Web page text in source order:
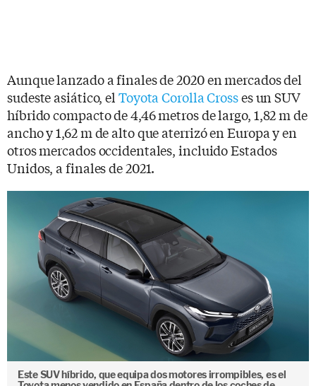
Aunque lanzado a finales de 2020 en mercados del
sudeste asiático, el Toyota Corolla Crosses un SUV
híbrido compacto de 4,46 metros de largo, 1,82 m de
ancho y 1,62 m de alto que aterrizó en Europa y en
otros mercados occidentales, incluido Estados
Unidos, a finales de 2021.
Este SUV híbrido, que equipa dos motores irrompibles, es el